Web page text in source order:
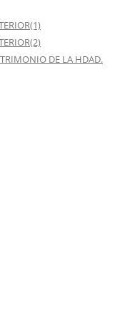
DE LA HDAD.